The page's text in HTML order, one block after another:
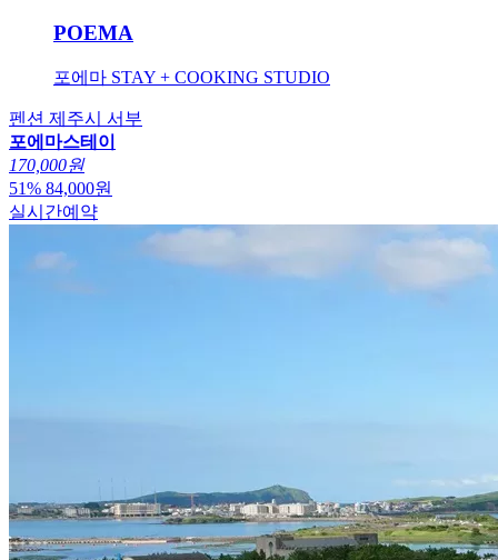
POEMA
포에마 STAY + COOKING STUDIO
펜션 제주시 서부
포에마스테이
170,000원
51% 84,000원
실시간예약